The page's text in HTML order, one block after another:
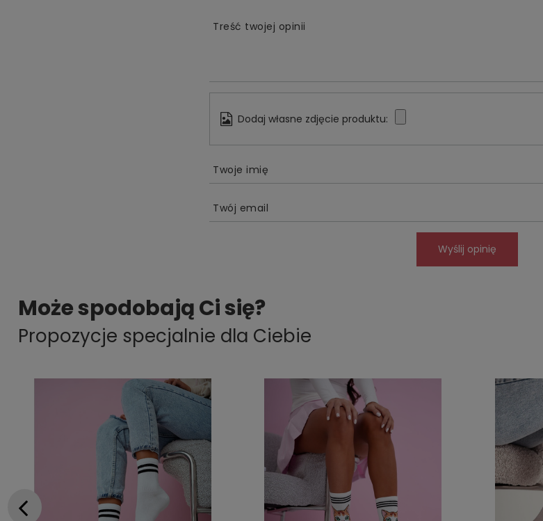
Treść twojej opinii
Dodaj własne zdjęcie produktu:
Twoje imię
Twój email
Wyślij opinię
Może spodobają Ci się?
Propozycje specjalnie dla Ciebie